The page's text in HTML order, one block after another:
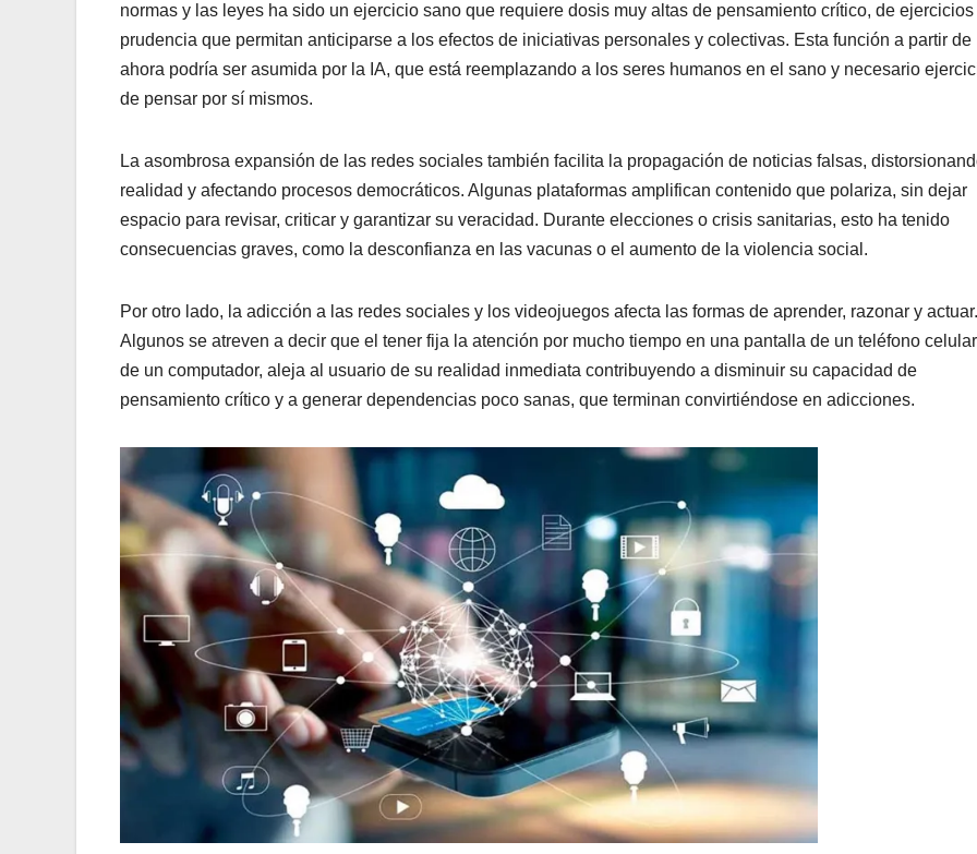
normas y las leyes ha sido un ejercicio sano que requiere dosis muy altas de pensamiento crítico, de ejercicios
prudencia que permitan anticiparse a los efectos de iniciativas personales y colectivas. Esta función a partir de
ahora podría ser asumida por la IA, que está reemplazando a los seres humanos en el sano y necesario
de pensar por sí mismos.
La asombrosa expansión de las redes sociales también facilita la propagación de noticias falsas,
realidad y afectando procesos democráticos. Algunas plataformas amplifican contenido que polariza, sin dejar
espacio para revisar, criticar y garantizar su veracidad. Durante elecciones o crisis sanitarias, esto ha tenido
consecuencias graves, como la desconfianza en las vacunas o el aumento de la violencia social.
Por otro lado, la adicción a las redes sociales y los videojuegos afecta las formas de aprender, razonar y actuar.
Algunos se atreven a decir que el tener fija la atención por mucho tiempo en una pantalla de un teléfono
de un computador, aleja al usuario de su realidad inmediata contribuyendo a disminuir su capacidad de
pensamiento crítico y a generar dependencias poco sanas, que terminan convirtiéndose en adicciones.